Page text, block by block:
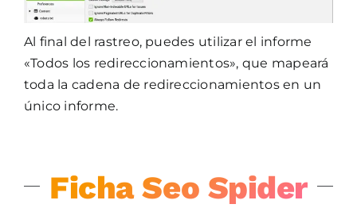
Al final del rastreo, puedes utilizar el informe
«Todos los redireccionamientos», que mapeará
toda la cadena de redireccionamientos en un
único informe.
Ficha Seo Spider